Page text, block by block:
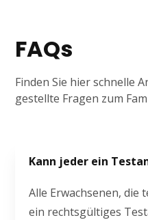
FAQs
Finden Sie hier schnelle
gestellte Fragen zum
Kann jeder ein
Alle Erwachsenen, die
ein rechtsgültiges